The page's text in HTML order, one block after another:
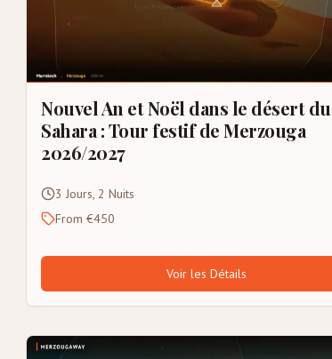
Nouvel An et Noël dans le désert du
Sahara : Tour festif de Merzouga
2026/2027
3 Jours, 2 Nuits
From €450
Voir les Détails